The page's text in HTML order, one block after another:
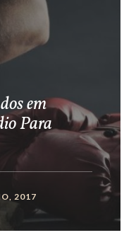
em
Para
2017